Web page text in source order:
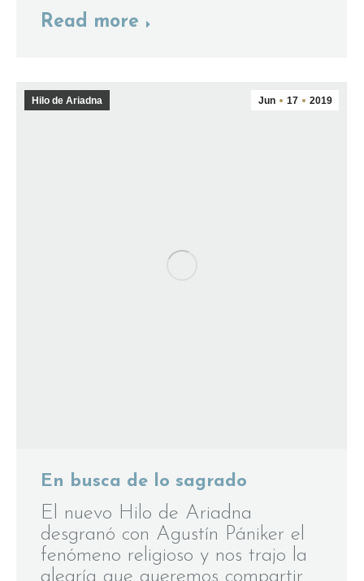
Read more
Jun 17 2019
Hilo de Ariadna
En busca de lo sagrado
El nuevo Hilo de Ariadna
desgranó con Agustín Pániker el
fenómeno religioso y nos trajo la
alegría que queremos compartir